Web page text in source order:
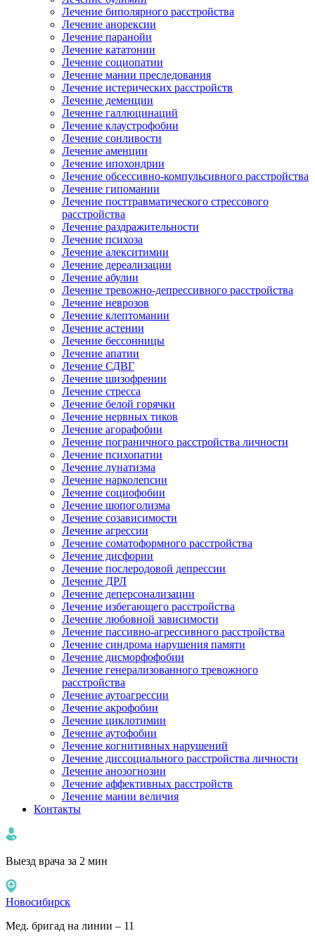
Лечение биполярного расстройства
Лечение анорексии
Лечение паранойи
Лечение кататонии
Лечение социопатии
Лечение мании преследования
Лечение истерических расстройств
Лечение деменции
Лечение галлюцинаций
Лечение клаустрофобии
Лечение сонливости
Лечение аменции
Лечение ипохондрии
Лечение обсессивно-компульсивного расстройства
Лечение гипомании
Лечение посттравматического стрессового
расстройства
Лечение раздражительности
Лечение психоза
Лечение алекситимии
Лечение дереализации
Лечение абулии
Лечение тревожно-депрессивного расстройства
Лечение неврозов
Лечение клептомании
Лечение астении
Лечение бессонницы
Лечение апатии
Лечение СДВГ
Лечение шизофрении
Лечение стресса
Лечение белой горячки
Лечение нервных тиков
Лечение агорафобии
Лечение пограничного расстройства личности
Лечение психопатии
Лечение лунатизма
Лечение нарколепсии
Лечение социофобии
Лечение шопоголизма
Лечение созависимости
Лечение агрессии
Лечение соматоформного расстройства
Лечение дисфории
Лечение послеродовой депрессии
Лечение ДРЛ
Лечение деперсонализации
Лечение избегающего расстройства
Лечение любовной зависимости
Лечение пассивно-агрессивного расстройства
Лечение синдрома нарушения памяти
Лечение дисморфофобии
Лечение генерализованного тревожного
расстройства
Лечение аутоагрессии
Лечение акрофобии
Лечение циклотимии
Лечение аутофобии
Лечение когнитивных нарушений
Лечение диссоциального расстройства личности
Лечение анозогнозии
Лечение аффективных расстройств
Лечение мании величия
Контакты
Выезд врача за 2 мин
Новосибирск
Мед. бригад на линии – 11